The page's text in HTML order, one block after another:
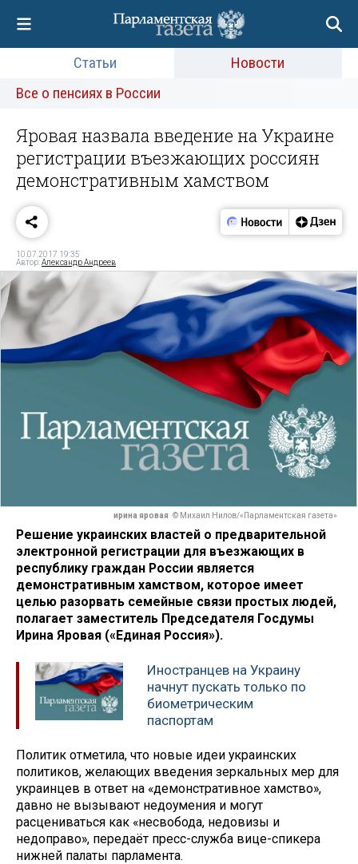
Статьи
Новости
Все о пенсиях в России
Яровая назвала введение на Украине
регистрации въезжающих россиян
демонстративным хамством
10.07.2017 19:35
Автор:Александр Андреев
ирина яровая © Михаил Нилов/«Парламентская газета»
Решение украинских властей о предварительной
электронной регистрации для въезжающих в
республику граждан России является
демонстративным хамством, которое имеет
целью разорвать семейные связи простых людей,
полагает заместитель Председателя Госдумы
Ирина Яровая («Единая Россия»).
Иностранцев на Украину
начнут пускать только по
биометрическим
паспортам
Политик отметила, что новые идеи украинских
политиков, желающих введения зеркальных мер для
украинцев в ответ на «демонстративное хамство»,
давно не вызывают недоумения и могут
расцениваться как «несвобода, недовизы и
недоправо», передаёт пресс-служба вице-спикера
нижней палаты парламента.